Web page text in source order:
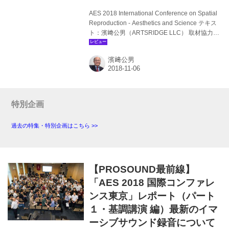
AES 2018 International Conference on Spatial
Reproduction - Aesthetics and Science テキス
ト：濱﨑公男（ARTSRIDGE LLC） 取材協力／
資料提供：AES、取材協力：東京電機大学、東
ベントのみ）、東京・北千住の東京電機大学東
京千住キャンパスと東京藝術大学北千住キャン
濱﨑公男
特別企画
過去の特集・特別企画はこちら >>
【PROSOUND最前線】
「AES 2018 国際コンファレ
ンス東京」レポート（パート
１・基調講演 編）最新のイマ
ーシブサウンド録音について